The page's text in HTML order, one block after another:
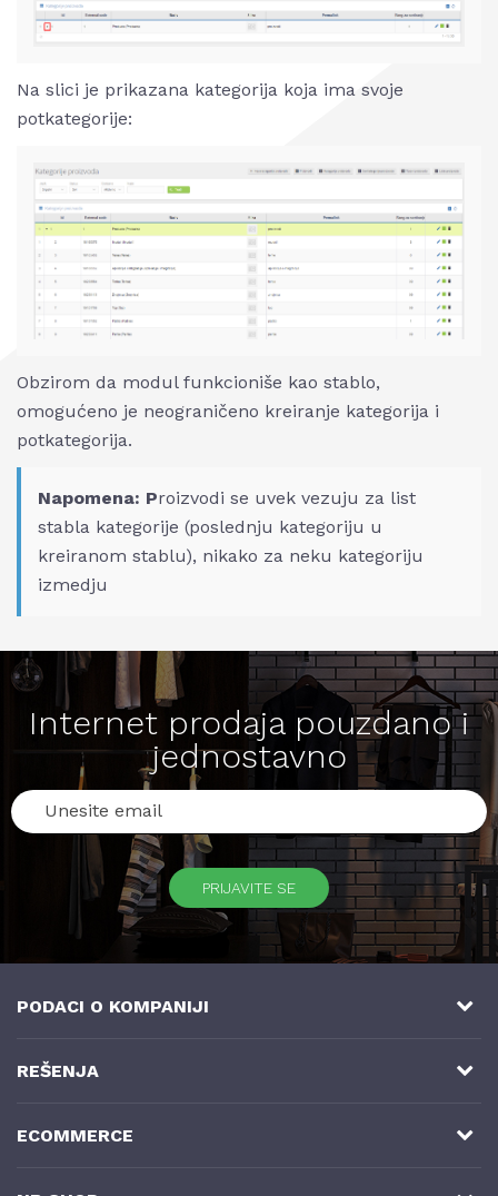
Na slici je prikazana kategorija koja ima svoje
potkategorije:
Obzirom da modul funkcioniše kao stablo,
omogućeno je neograničeno kreiranje kategorija i
potkategorija.
Napomena: Proizvodi se uvek vezuju za list
stabla kategorije (poslednju kategoriju u
kreiranom stablu), nikako za neku kategoriju
izmedju
Internet prodaja pouzdano i
jednostavno
PRIJAVITE SE
PODACI O KOMPANIJI
NB SOFT
11070 Novi Beograd, Srbija
REŠENJA
ECOMMERCE